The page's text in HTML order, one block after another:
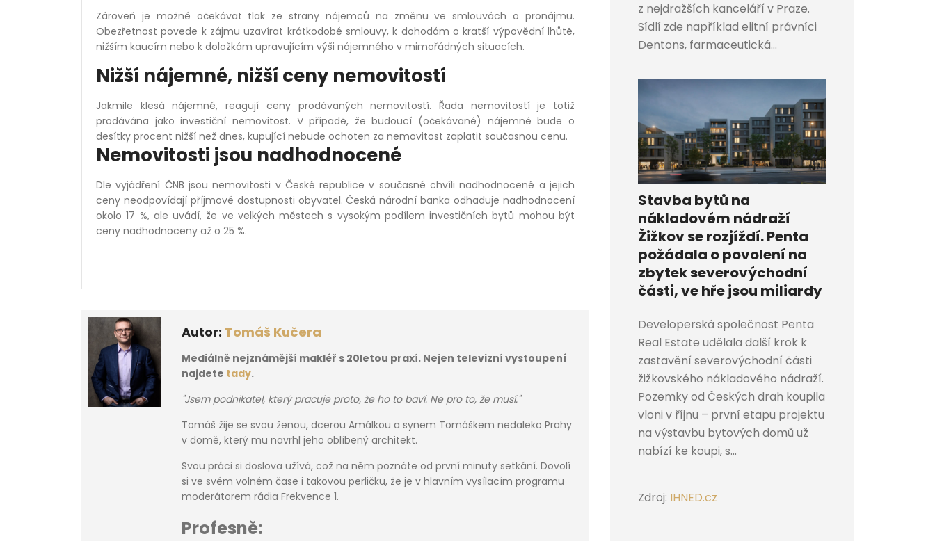
Zároveň je možné očekávat tlak ze strany nájemců na změnu ve smlouvách o pronájmu.
Obezřetnost povede k zájmu uzavírat krátkodobé smlouvy, k dohodám o kratší výpovědní lhůtě,
nižším kaucím nebo k doložkám upravujícím výši nájemného v mimořádných situacích.
Nižší nájemné, nižší ceny nemovitostí
Jakmile klesá nájemné, reagují ceny prodávaných nemovitostí. Řada nemovitostí je totiž
prodávána jako investiční nemovitost. V případě, že budoucí (očekávané) nájemné bude o
desítky procent nižší než dnes, kupující nebude ochoten za nemovitost zaplatit současnou cenu.
Nemovitosti jsou nadhodnocené
Dle vyjádření ČNB jsou nemovitosti v České republice v současné chvíli nadhodnocené a jejich
ceny neodpovídají příjmové dostupnosti obyvatel. Česká národní banka odhaduje nadhodnocení
okolo 17 %, ale uvádí, že ve velkých městech s vysokým podílem investičních bytů mohou být
ceny nadhodnoceny až o 25 %.
Autor: Tomáš Kučera
Mediálně nejznámější makléř s 20letou praxí. Nejen televizní vystoupení
najdete tady.
"Jsem podnikatel, který pracuje proto, že ho to baví. Ne pro to, že musí."
Tomáš žije se svou ženou, dcerou Amálkou a synem Tomáškem nedaleko Prahy
v domě, který mu navrhl jeho oblíbený architekt.
Svou práci si doslova užívá, což na něm poznáte od první minuty setkání. Dovolí
si ve svém volném čase i takovou perličku, že je v hlavním vysílacím programu
moderátorem rádia Frekvence 1.
Profesně:
z nejdražších kanceláří v Praze.
Sídlí zde například elitní právníci
Dentons, farmaceutická...
Stavba bytů na
nákladovém nádraží
Žižkov se rozjíždí. Penta
požádala o povolení na
zbytek severovýchodní
části, ve hře jsou miliardy
Developerská společnost Penta
Real Estate udělala další krok k
zastavění severovýchodní části
žižkovského nákladového nádraží.
Pozemky od Českých drah koupila
vloni v říjnu – první etapu projektu
na výstavbu bytových domů už
nabízí ke koupi, s...
Zdroj: IHNED.cz